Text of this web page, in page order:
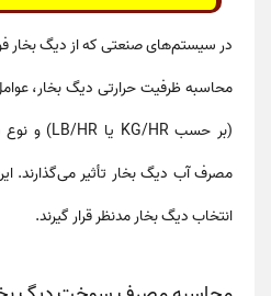
در سیستم‌های صنعتی که ازدیگ بخار
محاسبهظرفیت حرارتی دیگ بخار،
(بر حسبKG/HR یا LB/HR) و
مصرف آب دیگ بخار تأثیر می‌گذارند.
انتخاب دیگ بخار مدنظر قرار گیرند.